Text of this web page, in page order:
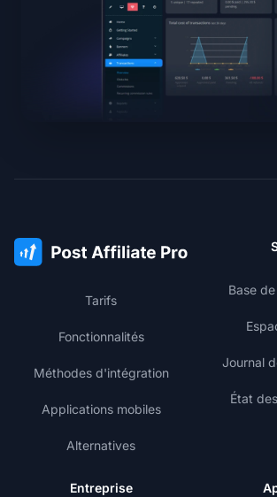
Tarifs
Fonctionnalités
Méthodes d'intégration
Applications mobiles
Alternatives
Base
Journal
État
Entreprise